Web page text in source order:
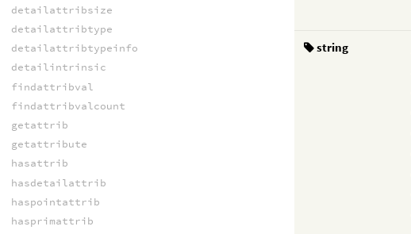
string
detailattribsize
detailattribtype
detailattribtypeinfo
detailintrinsic
findattribval
findattribvalcount
getattrib
getattribute
hasattrib
hasdetailattrib
haspointattrib
hasprimattrib